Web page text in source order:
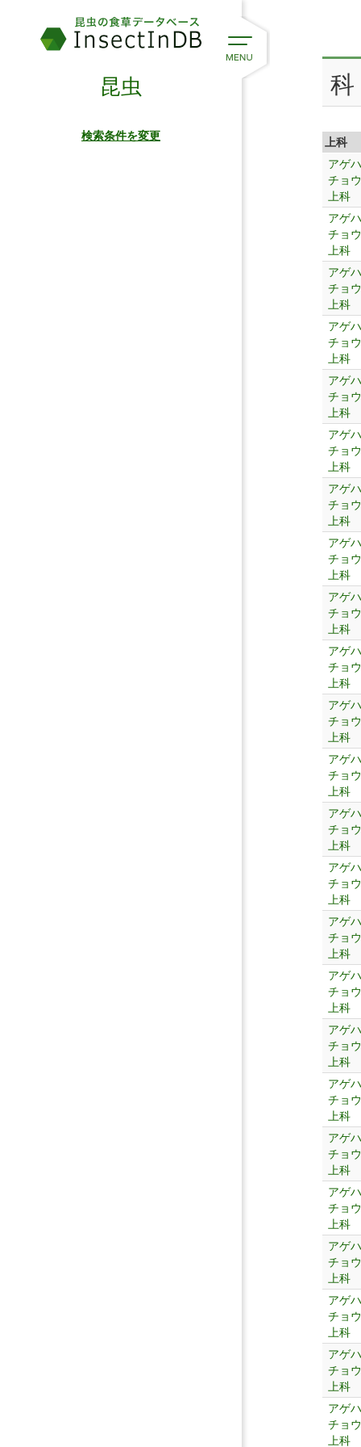
科
上科
アゲハ
チョウ
上科
アゲハ
チョウ
上科
アゲハ
チョウ
上科
アゲハ
チョウ
上科
アゲハ
チョウ
上科
アゲハ
チョウ
上科
アゲハ
チョウ
上科
アゲハ
チョウ
上科
アゲハ
チョウ
上科
アゲハ
チョウ
上科
アゲハ
チョウ
上科
アゲハ
チョウ
上科
アゲハ
チョウ
上科
アゲハ
チョウ
上科
アゲハ
チョウ
上科
アゲハ
チョウ
上科
アゲハ
チョウ
上科
アゲハ
チョウ
上科
アゲハ
チョウ
上科
アゲハ
チョウ
上科
アゲハ
チョウ
上科
アゲハ
チョウ
上科
アゲハ
チョウ
上科
アゲハ
チョウ
上科
昆虫
検索条件を変更